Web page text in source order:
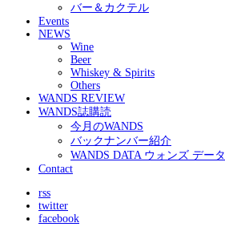
バー＆カクテル
Events
NEWS
Wine
Beer
Whiskey & Spirits
Others
WANDS REVIEW
WANDS誌購読
今月のWANDS
バックナンバー紹介
WANDS DATA ウォンズ データ
Contact
rss
twitter
facebook